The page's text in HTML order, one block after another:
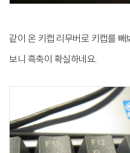
같이 온 키캡 리무버로 키캡를
보니 흑축이 확실하네요.